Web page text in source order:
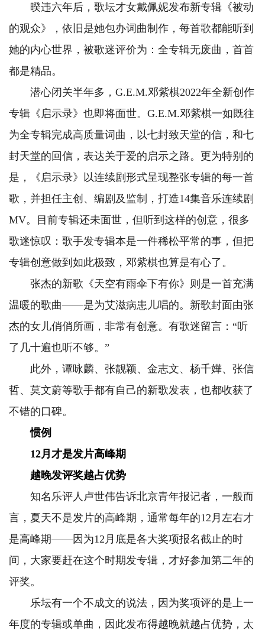
暌违六年后，歌坛才女戴佩妮发布新专辑《被动
的观众》，依旧是她包办词曲制作，每首歌都能听到
她的内心世界，被歌迷评价为：全专辑无废曲，首首
都是精品。
潜心闭关半年多，G.E.M.邓紫棋2022年全新创作
专辑《启示录》也即将面世。G.E.M.邓紫棋一如既往
为全专辑完成高质量词曲，以七封致天堂的信，和七
封天堂的回信，表达关于爱的启示之路。更为特别的
是，《启示录》以连续剧形式呈现整张专辑的每一首
歌，并担任主创、编剧及监制，打造14集音乐连续剧
MV。目前专辑还未面世，但听到这样的创意，很多
歌迷惊叹：歌手发专辑本是一件稀松平常的事，但把
专辑创意做到如此极致，邓紫棋也算是有心了。
张杰的新歌《天空有雨伞下有你》则是一首充满
温暖的歌曲——是为艾滋病患儿唱的。新歌封面由张
杰的女儿俏俏所画，非常有创意。有歌迷留言：“听
了几十遍也听不够。”
此外，谭咏麟、张靓颖、金志文、杨千嬅、张信
哲、莫文蔚等歌手都有自己的新歌发表，也都收获了
不错的口碑。
惯例
12月才是发片高峰期
越晚发评奖越占优势
知名乐评人卢世伟告诉北京青年报记者，一般而
言，夏天不是发片的高峰期，通常每年的12月左右才
是高峰期——因为12月底是各大奖项报名截止的时
间，大家要赶在这个时期发专辑，才好参加第二年的
评奖。
乐坛有一个不成文的说法，因为奖项评的是上一
年度的专辑或单曲，因此发布得越晚就越占优势，太